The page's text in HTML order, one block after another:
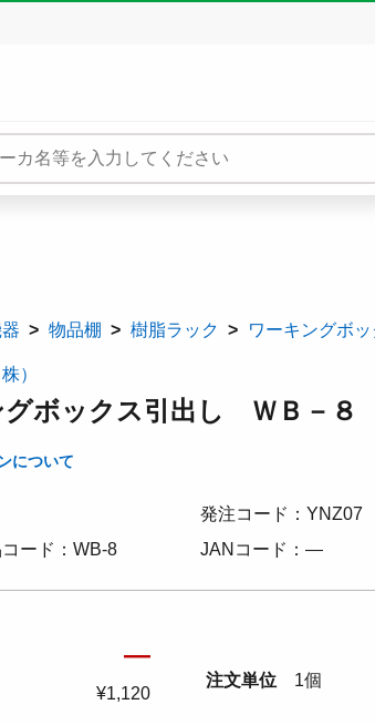
物品棚 樹脂ラック ワーキングボ
）
グボックス引出し ＷＢ－８
について
発注コード：YNZ07
ード：WB-8
JANコード：―
―
¥1,120
注文単位 1個